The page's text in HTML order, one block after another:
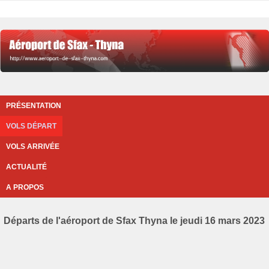
PRÉSENTATION
VOLS DÉPART
VOLS ARRIVÉE
ACTUALITÉ
A PROPOS
Départs de l'aéroport de Sfax Thyna le jeudi 16 mars 2023